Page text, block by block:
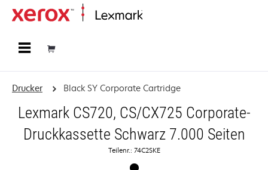
Drucker Black SY Corporate Cartridge
Lexmark CS720, CS/CX725 Corporate-
Druckkassette Schwarz 7.000 Seiten
Teilenr.: 74C2SKE